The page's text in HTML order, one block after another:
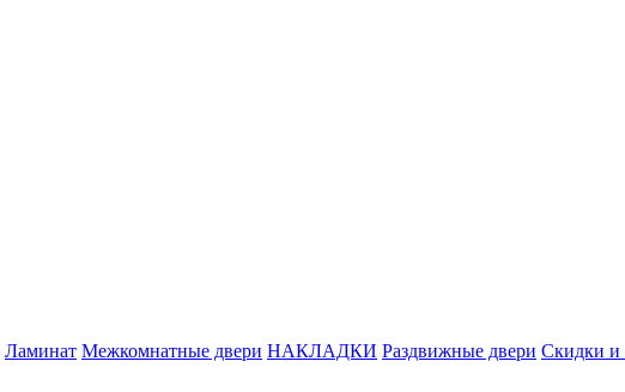
Ламинат Межкомнатные двери НАКЛАДКИ Раздвижные двери Скидки